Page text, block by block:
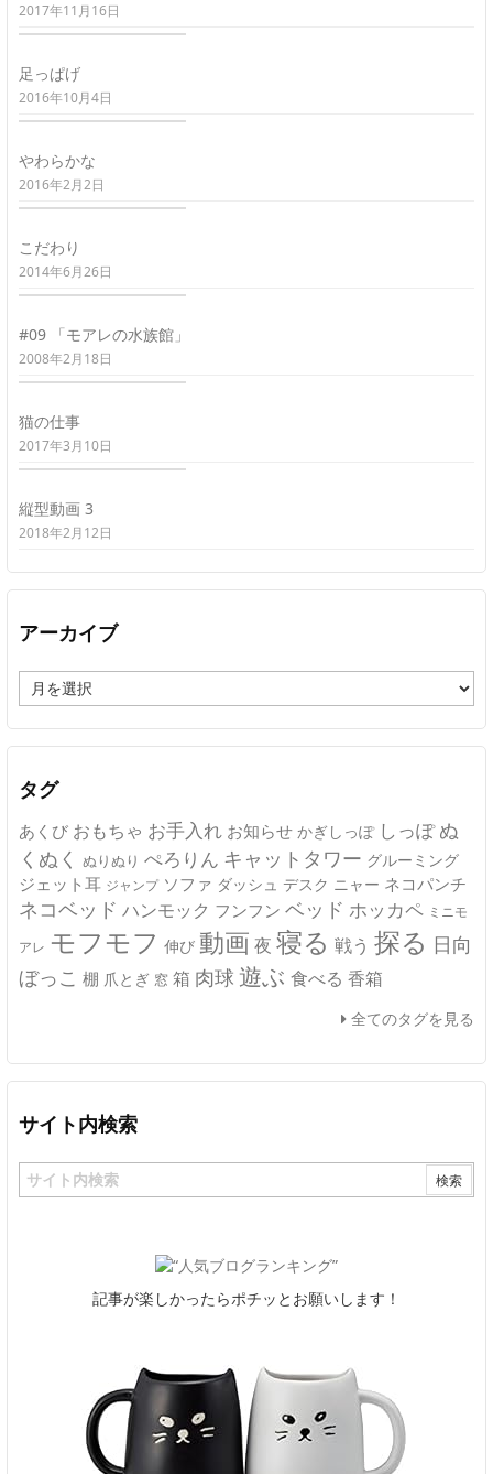
2017年11月16日
足っぱげ
2016年10月4日
やわらかな
2016年2月2日
こだわり
2014年6月26日
#09 「モアレの水族館」
2008年2月18日
猫の仕事
2017年3月10日
縦型動画 3
2018年2月12日
アーカイブ
ー
カ
イ
タグ
あくび おもちゃ お手入れ お知らせ かぎしっぽ しっぽ ぬ
くぬく ぬりぬり ぺろりん キャットタワー グルーミング
ジェット耳 ジャンプ ソファ ダッシュ デスク ニャー ネコパンチ
ネコベッド ハンモック フンフン ベッド ホッカペ ミニモ
アレ モフモフ 伸び 動画 夜 寝る 戦う 探る 日向
ぼっこ 棚 爪とぎ 窓 箱 肉球 遊ぶ 食べる 香箱
全てのタグを見る
サイト内検索
記事が楽しかったらポチッとお願いします！